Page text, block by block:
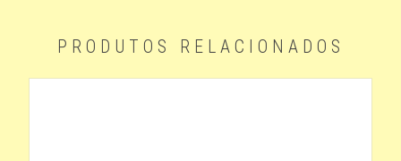
PRODUTOS RELACIONADOS